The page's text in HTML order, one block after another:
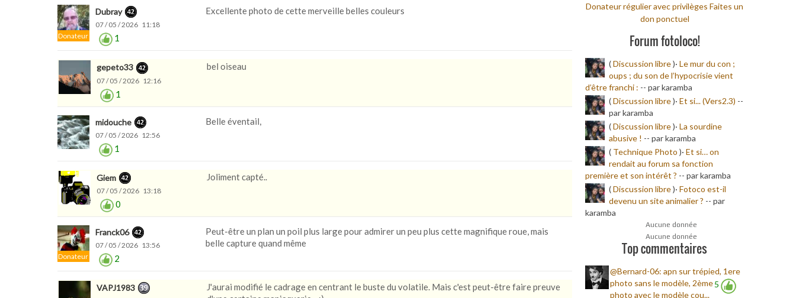
Donateur
Dubray
07 / 05 / 2026 11:18
1
Excellente photo de cette merveille belles couleurs
gepeto33
07 / 05 / 2026 12:16
1
bel oiseau
midouche
07 / 05 / 2026 12:56
1
Belle éventail,
Giem
07 / 05 / 2026 13:18
0
Joliment capté..
Donateur
Franck06
07 / 05 / 2026 13:56
2
Peut-être un plan un poil plus large pour admirer un peu plus cette magnifique roue, mais
belle capture quand même
VAPJ1983
J'aurai modifié le cadrage en centrant le buste du volatile. Mais c'est peut-être faire preuve
Donateur régulier avec privilèges Faites un
don ponctuel
Forum fotoloco!
(Discussion libre)·Le mur du con ;
oups ; du son de l’hypocrisie vient
d’être franchi : -- par karamba
(Discussion libre)·Et si... (Vers2.3) --
par karamba
(Discussion libre)·La sourdine
abusive ! -- par karamba
( Technique Photo )·Et si… on
rendait au forum sa fonction
première et son intérêt ? -- par karamba
(Discussion libre)·Fotoco est-il
devenu un site animalier ? -- par
karamba
Aucune donnée
Aucune donnée
Top commentaires
5
@Bernard-06: apn sur trépied, 1ere
photo sans le modèle, 2ème
photo avec le modèle cou...